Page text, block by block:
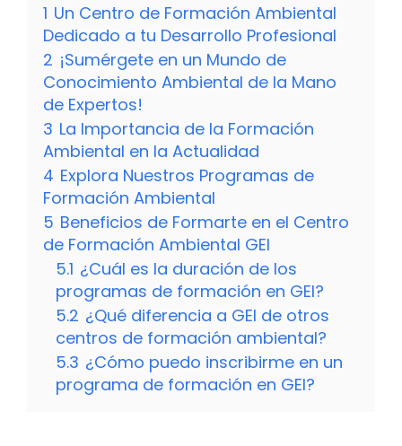
1 Un Centro de Formación Ambiental
Dedicado a tu Desarrollo Profesional
2 ¡Sumérgete en un Mundo de
Conocimiento Ambiental de la Mano
de Expertos!
3 La Importancia de la Formación
Ambiental en la Actualidad
4 Explora Nuestros Programas de
Formación Ambiental
5 Beneficios de Formarte en el Centro
de Formación Ambiental GEI
5.1 ¿Cuál es la duración de los
programas de formación en GEI?
5.2 ¿Qué diferencia a GEI de otros
centros de formación ambiental?
5.3 ¿Cómo puedo inscribirme en un
programa de formación en GEI?